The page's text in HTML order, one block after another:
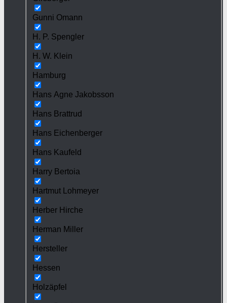
Gunni Omann
H. P. Spengler
H. W. Klein
Hamburg
Hans Agne Jakobsson
Hans Brattrud
Hans Eichenberger
Hans Kaufeld
Harry Bertoia
Hartmut Lohmeyer
Herber Hirche
Herman Miller
Hersteller
Hessen
Holzäpfel